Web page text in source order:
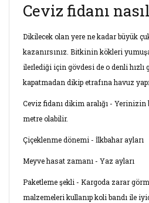
Ceviz fidanı
Dikilecek olan yere ne kadar büyük
kazanırsınız. Bitkinin kökleri
ilerlediği için gövdesi de o denli hızlı
kapatmadan dikip etrafına havuz
Ceviz fidanı dikim aralığı - Yerinizin
metre olabilir.
Çiçeklenme dönemi - İlkbahar ayları
Meyve hasat zamanı - Yaz ayları
Paketleme şekli - Kargoda zarar
malzemeleri kullanıp koli bandı ile